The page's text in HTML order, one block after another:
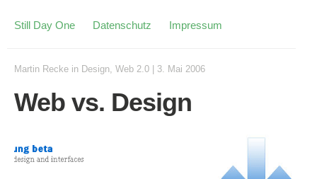
Still Day One Datenschutz Impressum
Martin Recke in Design, Web 2.0 3. Mai 2006
Web vs. Design